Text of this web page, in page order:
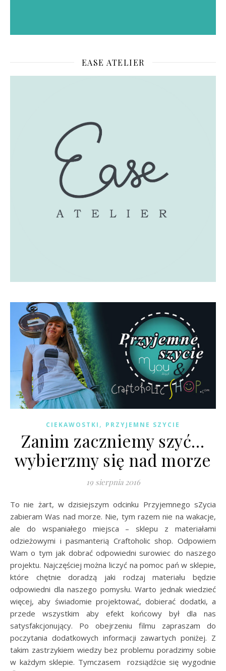
EASE ATELIER
CIEKAWOSTKI , PRZYJEMNE SZYCIE
Zanim zaczniemy szyć…
wybierzmy się nad morze
19 sierpnia 2016
To nie żart, w dzisiejszym odcinku Przyjemnego sZycia
zabieram Was nad morze. Nie, tym razem nie na wakacje,
ale do wspaniałego miejsca – sklepu z materiałami
odzieżowymi i pasmanterią Craftoholic shop. Odpowiem
Wam o tym jak dobrać odpowiedni surowiec do naszego
projektu. Najczęściej można liczyć na pomoc pań w sklepie,
które chętnie doradzą jaki rodzaj materiału będzie
odpowiedni dla naszego pomysłu. Warto jednak wiedzieć
więcej, aby świadomie projektować, dobierać dodatki, a
przede wszystkim aby efekt końcowy był dla nas
satysfakcjonujący. Po obejrzeniu filmu zapraszam do
poczytania dodatkowych informacji zawartych poniżej. Z
takim zastrzykiem wiedzy bez problemu poradzimy sobie
w każdym sklepie. Tymczasem rozsiądźcie się wygodnie